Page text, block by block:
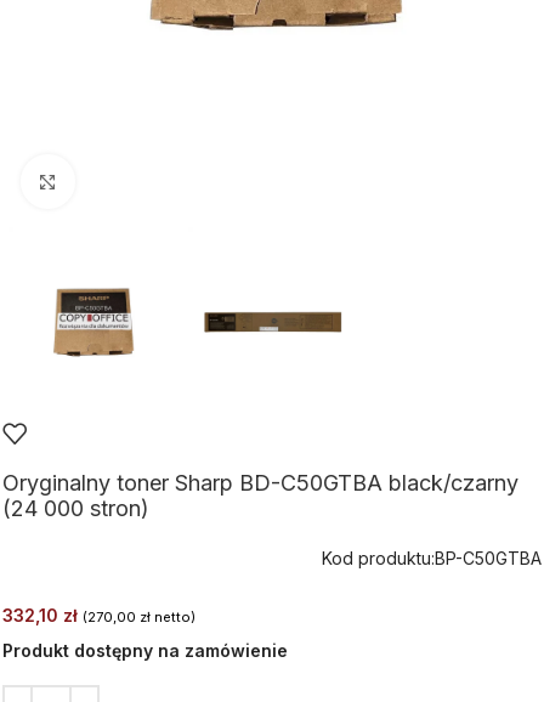
Oryginalny toner Sharp BD-C50GTBA black/czarny
(24 000 stron)
Kod produktu:BP-C50GTBA
332,10 zł (270,00 zł netto)
Produkt dostępny na zamówienie